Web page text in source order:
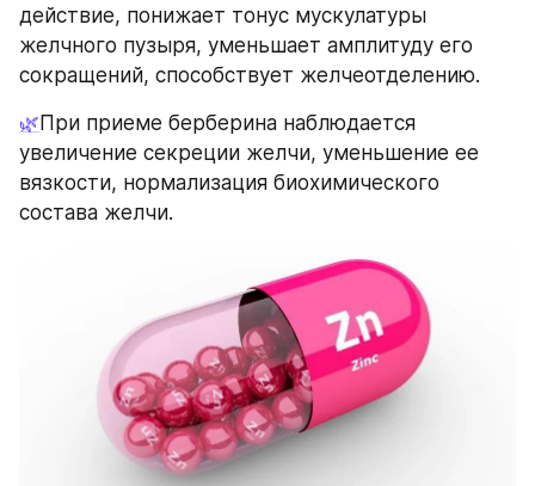
действие, понижает тонус мускулатуры
желчного пузыря, уменьшает амплитуду его
сокращений, способствует желчеотделению.
🌿 При приеме берберина наблюдается
увеличение секреции желчи, уменьшение ее
вязкости, нормализация биохимического
состава желчи.